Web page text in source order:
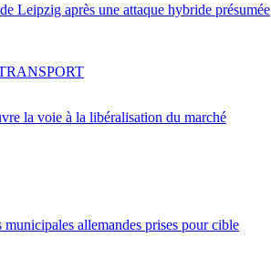
Leipzig après une attaque hybride présumée
la voie à la libéralisation du marché
allemandes prises pour cible